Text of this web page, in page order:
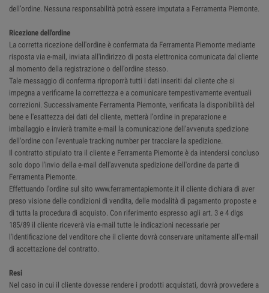
dell’ordine. Nessuna responsabilità potrà essere imputata a Ferramenta Piemonte.
Ricezione dell'ordine
La corretta ricezione dell'ordine è confermata da Ferramenta Piemonte mediante
risposta via e-mail, inviata all'indirizzo di posta elettronica comunicata dal cliente
al momento della registrazione o dell’ordine stesso.
Tale messaggio di conferma riproporrà tutti i dati inseriti dal cliente che si
impegna a verificarne la correttezza e a comunicare tempestivamente eventuali
correzioni. Successivamente Ferramenta Piemonte, verificata la disponibilità del
bene e l'esattezza dei dati del cliente, metterà l’ordine in preparazione e
imballaggio e invierà tramite e-mail la comunicazione dell'avvenuta spedizione
dell'ordine con l'eventuale tracking number per tracciare la spedizione.
Il contratto stipulato tra il cliente e Ferramenta Piemonte è da intendersi concluso
solo dopo l'invio della e-mail dell'avvenuta spedizione dell'ordine da parte di
Ferramenta Piemonte.
Effettuando l'ordine sul sito www.ferramentapiemonte.it il cliente dichiara di aver
preso visione delle condizioni di vendita, delle modalità di pagamento proposte e
di tutta la procedura di acquisto. Con riferimento espresso agli art. 3 e 4 dlgs
185/89 il cliente riceverà via e-mail tutte le indicazioni necessarie per
l'identificazione del venditore che il cliente dovrà conservare unitamente all'e-mail
di accettazione del contratto.
Resi
Nel caso in cui il cliente dovesse rendere i prodotti acquistati, dovrà provvedere a